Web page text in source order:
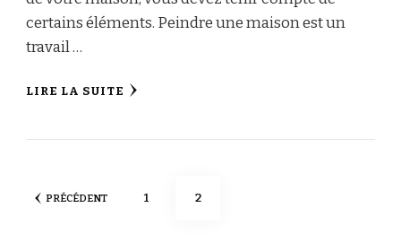
certains éléments. Peindre une maison est un
travail …
LIRE LA SUITE
Pagination
PRÉCÉDENT PAGE
1 PAGE
2